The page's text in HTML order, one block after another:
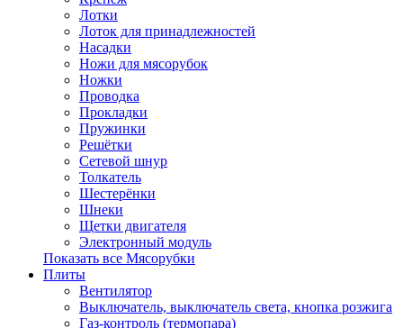
Лотки
Лоток для принадлежностей
Насадки
Ножи для мясорубок
Ножки
Проводка
Прокладки
Пружинки
Решётки
Сетевой шнур
Толкатель
Шестерёнки
Шнеки
Щетки двигателя
Электронный модуль
Показать все Мясорубки
Плиты
Вентилятор
Выключатель, выключатель света, кнопка розжига
Газ-контроль (термопара)